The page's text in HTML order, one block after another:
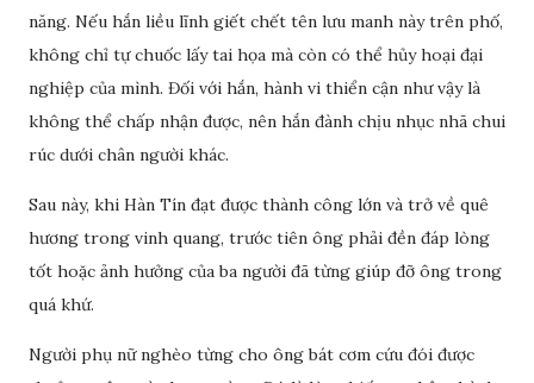
năng. Nếu hắn liều lĩnh giết chết tên lưu manh này trên phố,
không chỉ tự chuốc lấy tai họa mà còn có thể hủy hoại đại
nghiệp của mình. Đối với hắn, hành vi thiển cận như vậy là
không thể chấp nhận được, nên hắn đành chịu nhục nhã chui
rúc dưới chân người khác.
Sau này, khi Hàn Tín đạt được thành công lớn và trở về quê
hương trong vinh quang, trước tiên ông phải đền đáp lòng
tốt hoặc ảnh hưởng của ba người đã từng giúp đỡ ông trong
quá khứ.
Người phụ nữ nghèo từng cho ông bát cơm cứu đói được